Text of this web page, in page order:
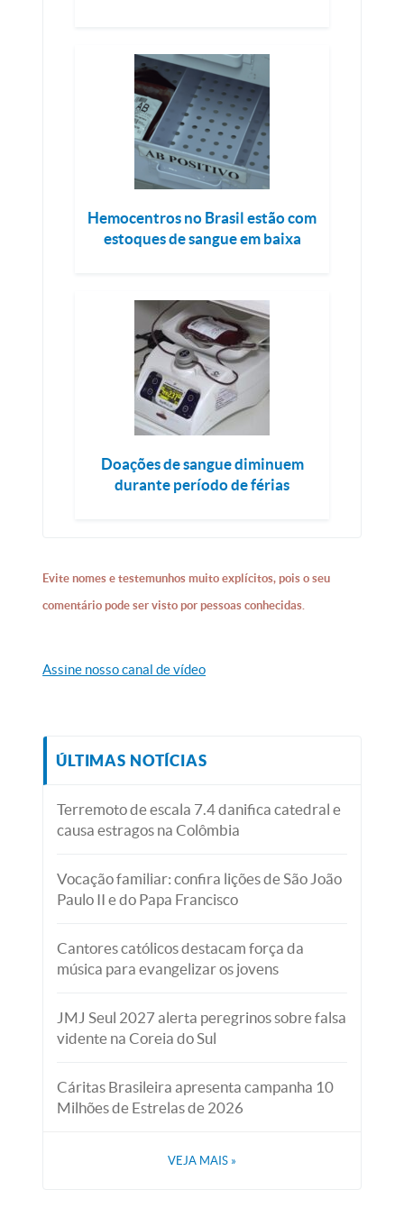
Hemocentros no Brasil estão com
estoques de sangue em baixa
Doações de sangue diminuem
durante período de férias
Evite nomes e testemunhos muito explícitos, pois o seu
comentário pode ser visto por pessoas conhecidas.
Assine nosso canal de vídeo
ÚLTIMAS NOTÍCIAS
Terremoto de escala 7.4 danifica catedral e
causa estragos na Colômbia
Vocação familiar: confira lições de São João
Paulo II e do Papa Francisco
Cantores católicos destacam força da
música para evangelizar os jovens
JMJ Seul 2027 alerta peregrinos sobre falsa
vidente na Coreia do Sul
Cáritas Brasileira apresenta campanha 10
Milhões de Estrelas de 2026
VEJA MAIS »